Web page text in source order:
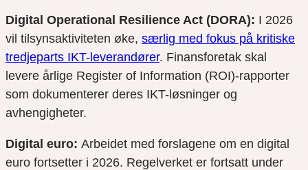
Digital Operational Resilience Act (DORA): I 2026
vil tilsynsaktiviteten øke, særlig med fokus på kritiske
tredjeparts IKT-leverandører. Finansforetak skal
levere årlige Register of Information (ROI)-rapporter
som dokumenterer deres IKT-løsninger og
avhengigheter.
Digital euro: Arbeidet med forslagene om en digital
euro fortsetter i 2026. Regelverket er fortsatt under